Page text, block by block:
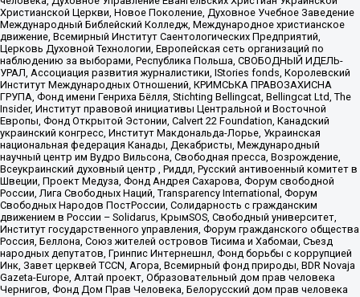
Христианской Церкви, Новое Поколение, Духовное Учебное Заведение
Международный Библейский Колледж, Международное христианское
движение, Всемирный Институт Саентологических Предприятий,
Церковь Духовной Технологии, Европейская сеть организаций по
наблюдению за выборами, Республика Польша, СВОБОДНЫЙ ИДЕЛЬ-
УРАЛ, Ассоциация развития журналистики, IStories fonds, Королевский
Институт Международных Отношений, КРИМСЬКА ПРАВОЗАХИСНА
ГРУПА, Фонд имени Генриха Бёлля, Stichting Bellingcat, Bellingcat Ltd, The
Insider, Институт правовой инициативы Центральной и Восточной
Европы, Фонд Открытой Эстонии, Calvert 22 Foundation, Канадский
украинский конгресс, Институт Макдональда-Лорье, Украинская
национальная федерация Канады, Декабристы, Международный
научный центр им Вудро Вильсона, Свободная пресса, Возрождение,
Всеукраинский духовный центр , Риддл, Русский антивоенный комитет в
Швеции, Проект Медуза, Фонд Андрея Сахарова, Форум свободной
России, Лига Свободных Наций, Transparеncy International, Форум
Свободных Народов ПостРоссии, Солидарность с гражданским
движением в России – Solidarus, КрымSOS, Свободный университет,
Институт государственного управления, Форум гражданского общества
Россия, Беллона, Союз жителей островов Тисима и Хабомаи, Съезд
народных депутатов, Гринпис Интернешнл, Фонд борьбы с коррупцией
Инк, Завет церквей TCCN, Агора, Всемирный фонд природы, BDR Novaja
Gazeta-Europe, Алтай проект, Образовательный дом прав человека
Чернигов, Фонд Дом Прав Человека, Белорусский дом прав человека